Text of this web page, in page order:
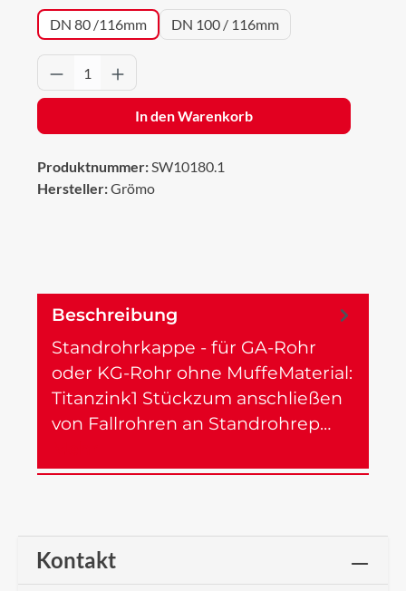
DN 80 /116mm DN 100 / 116mm
Produkt Anzahl: Gib den gewünschten
In den Warenkorb
Produktnummer:SW10180.1
Hersteller:Grömo
Beschreibung
Standrohrkappe - für GA-Rohr
oder KG-Rohr ohne MuffeMaterial:
Titanzink1 Stückzum anschließen
von Fallrohren an Standrohrep…
Kontakt